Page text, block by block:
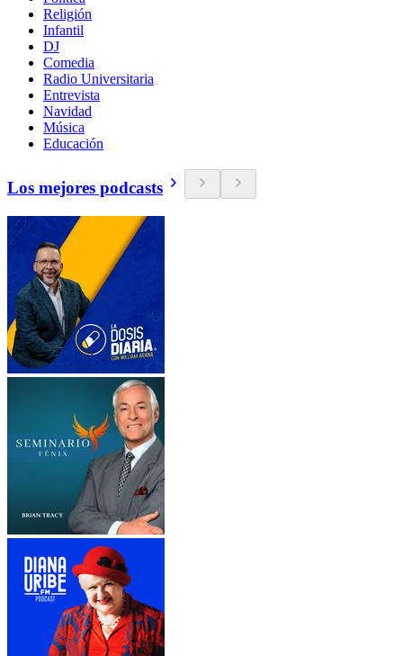
Religión
Infantil
DJ
Comedia
Radio Universitaria
Entrevista
Navidad
Música
Educación
Los mejores podcasts